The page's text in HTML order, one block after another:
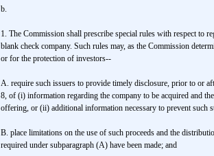
b.
1. The Commission shall prescribe special rules with respect to
blank check company. Such rules may, as the Commission
or for the protection of investors--
A. require such issuers to provide timely disclosure, prior to or
8, of (i) information regarding the company to be acquired and
offering, or (ii) additional information necessary to prevent such
B. place limitations on the use of such proceeds and the
required under subparagraph (A) have been made; and